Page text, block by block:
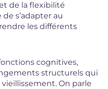
de la flexibilité
s’adapter au
les différents
cognitives,
structurels qui
On parle